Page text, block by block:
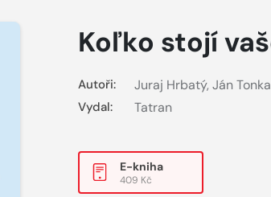
Koľko stojí
Autoři: Juraj Hrbatý, Ján
Vydal: Tatran
E-kniha
409 Kč